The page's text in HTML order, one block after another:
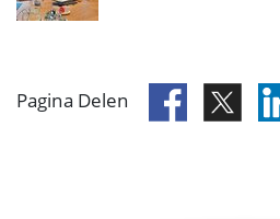
Pagina Delen